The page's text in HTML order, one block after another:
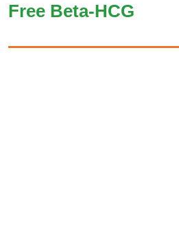
Free Beta-HCG